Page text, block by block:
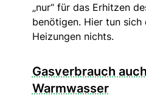
„nur“ für das Erhitzen
benötigen. Hier tun sich
Heizungen nichts.
Gasverbrauch
Warmwasser